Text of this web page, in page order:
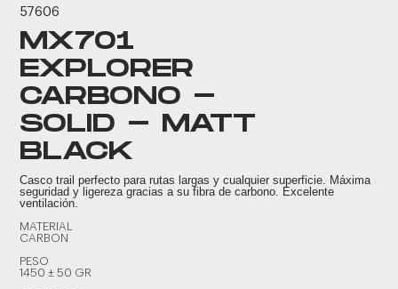
57606
MX701
EXPLORER
CARBONO -
SOLID - MATT
BLACK
Casco trail perfecto para rutas largas y cualquier superficie. Máxima
seguridad y ligereza gracias a su fibra de carbono. Excelente
ventilación.
MATERIAL
CARBON
PESO
1450 ± 50 GR